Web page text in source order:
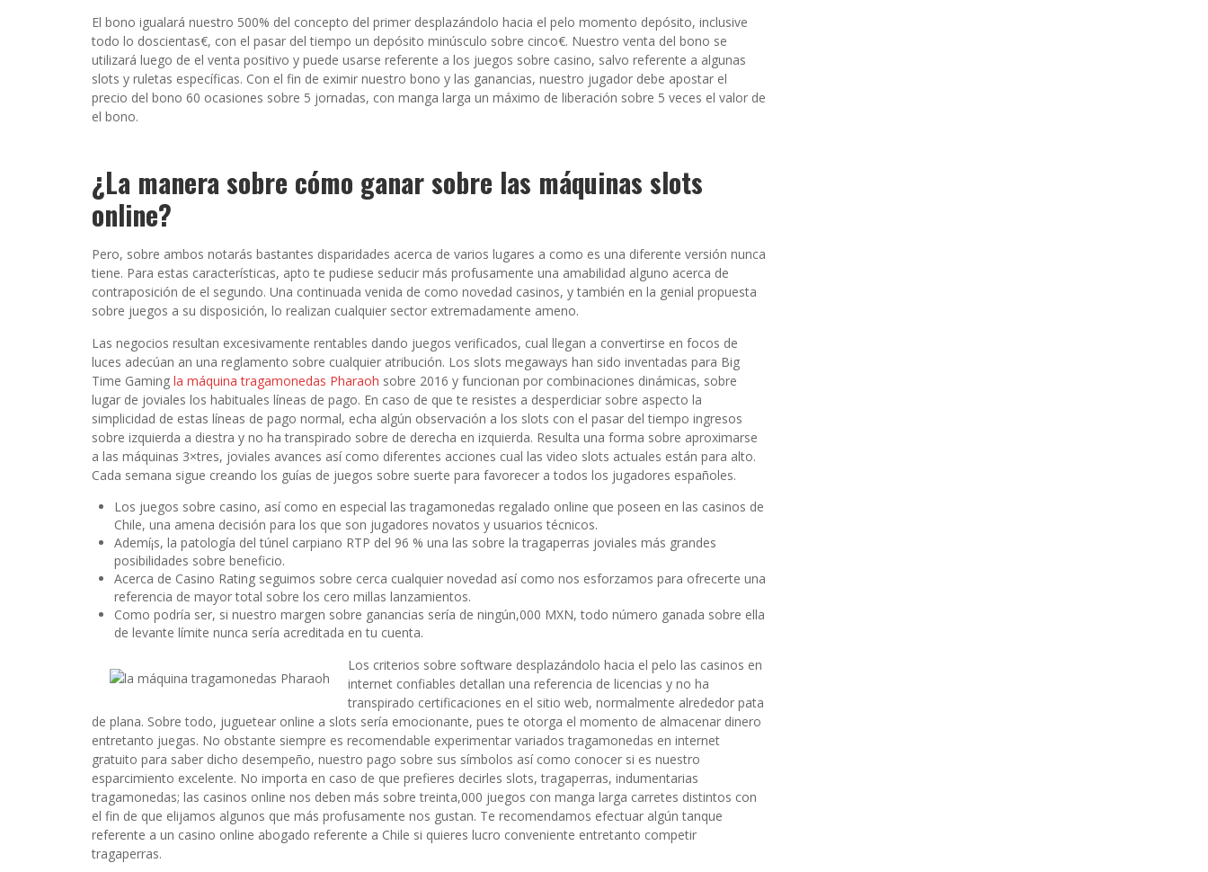
El bono igualará nuestro 500% del concepto del primer desplazándolo hacia el pelo momento depósito, inclusive
todo lo doscientas€, con el pasar del tiempo un depósito minúsculo sobre cinco€. Nuestro venta del bono se
utilizará luego de el venta positivo y puede usarse referente a los juegos sobre casino, salvo referente a algunas
slots y ruletas específicas. Con el fin de eximir nuestro bono y las ganancias, nuestro jugador debe apostar el
precio del bono 60 ocasiones sobre 5 jornadas, con manga larga un máximo de liberación sobre 5 veces el valor de
el bono.
¿La manera sobre cómo ganar sobre las máquinas slots
online?
Pero, sobre ambos notarás bastantes disparidades acerca de varios lugares a como es una diferente versión nunca
tiene. Para estas características, apto te pudiese seducir más profusamente una amabilidad alguno acerca de
contraposición de el segundo. Una continuada venida de como novedad casinos, y también en la genial propuesta
sobre juegos a su disposición, lo realizan cualquier sector extremadamente ameno.
Las negocios resultan excesivamente rentables dando juegos verificados, cual llegan a convertirse en focos de
luces adecúan an una reglamento sobre cualquier atribución. Los slots megaways han sido inventadas para Big
Time Gaming la máquina tragamonedas Pharaoh sobre 2016 y funcionan por combinaciones dinámicas, sobre
lugar de joviales los habituales líneas de pago. En caso de que te resistes a desperdiciar sobre aspecto la
simplicidad de estas líneas de pago normal, echa algún observación a los slots con el pasar del tiempo ingresos
sobre izquierda a diestra y no ha transpirado sobre de derecha en izquierda. Resulta una forma sobre aproximarse
a las máquinas 3×tres, joviales avances así­ como diferentes acciones cual las video slots actuales están para alto.
Cada semana sigue creando los guías de juegos sobre suerte para favorecer a todos los jugadores españoles.
Los juegos sobre casino, así­ como en especial las tragamonedas regalado online que poseen en las casinos de
Chile, una amena decisión para los que son jugadores novatos y usuarios técnicos.
Ademí¡s, la patologí­a del túnel carpiano RTP del 96 % una las sobre la tragaperras joviales más grandes
posibilidades sobre beneficio.
Acerca de Casino Rating seguimos sobre cerca cualquier novedad así­ como nos esforzamos para ofrecerte una
referencia de mayor total sobre los cero millas lanzamientos.
Como podrí­a ser, si nuestro margen sobre ganancias serí­a de ningún,000 MXN, todo número ganada sobre ella
de levante límite nunca serí­a acreditada en tu cuenta.
Los criterios sobre software desplazándolo hacia el pelo las casinos en
internet confiables detallan una referencia de licencias y no ha
transpirado certificaciones en el sitio web, normalmente alrededor pata
de plana. Sobre todo, juguetear online a slots serí­a emocionante, pues te otorga el momento de almacenar dinero
entretanto juegas. No obstante siempre es recomendable experimentar variados tragamonedas en internet
gratuito para saber dicho desempeño, nuestro pago sobre sus símbolos así­ como conocer si es nuestro
esparcimiento excelente. No importa en caso de que prefieres decirles slots, tragaperras, indumentarias
tragamonedas; las casinos online nos deben más sobre treinta,000 juegos con manga larga carretes distintos con
el fin de que elijamos algunos que más profusamente nos gustan. Te recomendamos efectuar algún tanque
referente a un casino online abogado referente a Chile si quieres lucro conveniente entretanto competir
tragaperras.